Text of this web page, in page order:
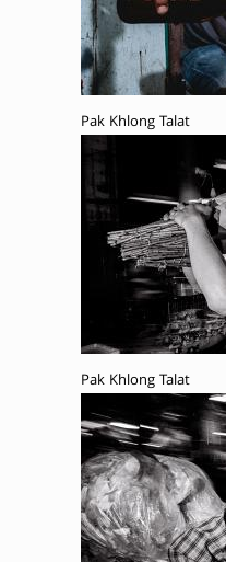
Pak Khlong Talat
Pak Khlong Talat